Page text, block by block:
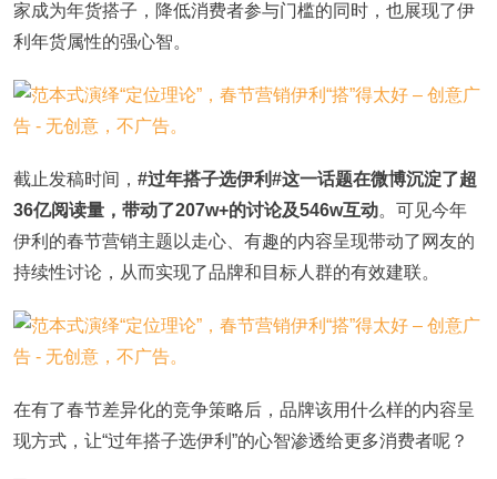
家成为年货搭子，降低消费者参与门槛的同时，也展现了伊
利年货属性的强心智。
截止发稿时间， #过年搭子选伊利#这一话题在微博沉淀了超
36亿阅读量，带动了207w+的讨论及546w互动。可见今年
伊利的春节营销主题以走心、有趣的内容呈现带动了网友的
持续性讨论，从而实现了品牌和目标人群的有效建联。
在有了春节差异化的竞争策略后，品牌该用什么样的内容呈
现方式，让“过年搭子选伊利”的心智渗透给更多消费者呢？